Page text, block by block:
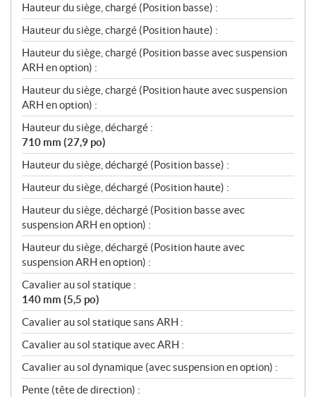
Hauteur du siège, chargé (Position basse) :
Hauteur du siège, chargé (Position haute) :
Hauteur du siège, chargé (Position basse avec suspension
ARH en option) :
Hauteur du siège, chargé (Position haute avec suspension
ARH en option) :
Hauteur du siège, déchargé :
710 mm (27,9 po)
Hauteur du siège, déchargé (Position basse) :
Hauteur du siège, déchargé (Position haute) :
Hauteur du siège, déchargé (Position basse avec
suspension ARH en option) :
Hauteur du siège, déchargé (Position haute avec
suspension ARH en option) :
Cavalier au sol statique :
140 mm (5,5 po)
Cavalier au sol statique sans ARH :
Cavalier au sol statique avec ARH :
Cavalier au sol dynamique (avec suspension en option) :
Pente (tête de direction) :